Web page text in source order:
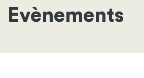
d'Ariane
Evènements